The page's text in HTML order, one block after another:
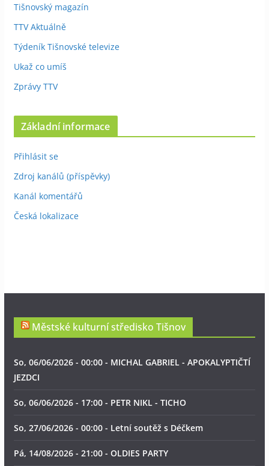
Tišnovský magazín
TTV Aktuálně
Týdeník Tišnovské televize
Ukaž co umíš
Zprávy TTV
Základní informace
Přihlásit se
Zdroj kanálů (příspěvky)
Kanál komentářů
Česká lokalizace
Městské kulturní středisko Tišnov
So, 06/06/2026 - 00:00 - MICHAL GABRIEL - APOKALYPTIČTÍ
JEZDCI
So, 06/06/2026 - 17:00 - PETR NIKL - TICHO
So, 27/06/2026 - 00:00 - Letní soutěž s Déčkem
Pá, 14/08/2026 - 21:00 - OLDIES PARTY